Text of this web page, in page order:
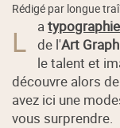
Rédigé par longue
L atypographie
de l'Art
le talent et
découvre alors
avez ici une
vous surprendre.